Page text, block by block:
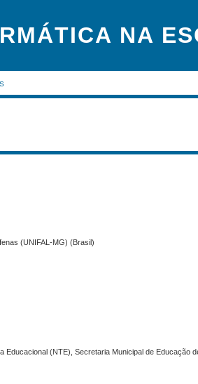
NA
(UNIFAL-MG) (Brasil)
Educacional (NTE), Secretaria Municipal de Educação